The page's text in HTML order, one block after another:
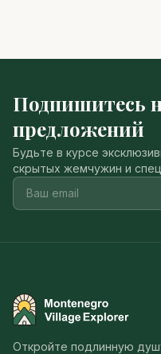
Подпишитесь
предложений
Будьте в курсе
скрытых жемчужин и
Montenegro
Откройте подлинную